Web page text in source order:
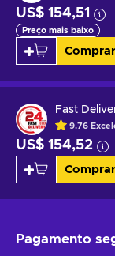
US$ 154,51
Preço mais baixo
Fast
9.76
US$ 154,52
Pagamento